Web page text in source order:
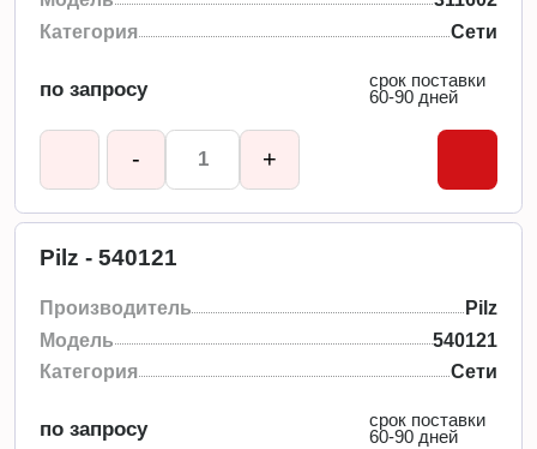
Категория
Сети
по запросу
срок поставки
60-90 дней
- +
Pilz - 540121
Производитель
Pilz
Модель
540121
Категория
Сети
по запросу
срок поставки
60-90 дней